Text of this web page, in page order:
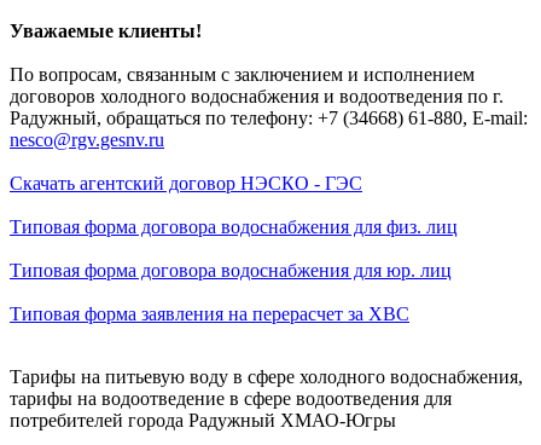
Уважаемые клиенты!
По вопросам, связанным с заключением и исполнением
договоров холодного водоснабжения и водоотведения по г.
Радужный, обращаться по телефону: +7 (34668) 61-880, E-mail:
nesco@rgv.gesnv.ru
Скачать агентский договор НЭСКО - ГЭС
Типовая форма договора водоснабжения для физ. лиц
Типовая форма договора водоснабжения для юр. лиц
Типовая форма заявления на перерасчет за ХВС
Тарифы на питьевую воду в сфере холодного водоснабжения,
тарифы на водоотведение в сфере водоотведения для
потребителей города Радужный ХМАО-Югры